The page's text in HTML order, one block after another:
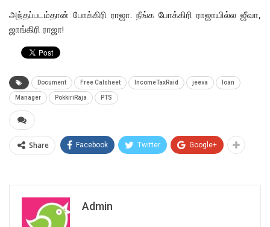
அந்தப்படம்தான் போக்கிரி ராஜா. நீங்க போக்கிரி ராஜாயில்ல ஜீவா,
ஜாங்கிரி ராஜா!
Document Free Calsheet IncomeTaxRaid jeeva loan
Manager PokkiriRaja PTS
Share Facebook Twitter Google+
Admin